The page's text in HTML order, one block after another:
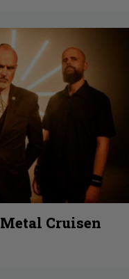
Cruisen